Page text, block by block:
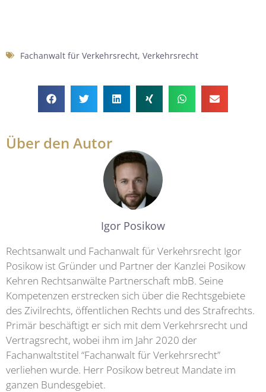
Fachanwalt für Verkehrsrecht, Verkehrsrecht
Über den Autor
Igor Posikow
Rechtsanwalt und Fachanwalt für Verkehrsrecht Igor
Posikow ist Gründer und Partner der Kanzlei Posikow
Kehren Rechtsanwälte Partnerschaft mbB. Seine
Kompetenzen erstrecken sich über die Rechtsgebiete
des Zivilrechts, öffentlichen Rechts und des Strafrechts.
Primär beschäftigt er sich mit dem Verkehrsrecht und
Vertragsrecht, wobei ihm im Jahr 2020 der
Fachanwaltstitel “Fachanwalt für Verkehrsrecht”
verliehen wurde. Herr Posikow betreut Mandate im
ganzen Bundesgebiet.